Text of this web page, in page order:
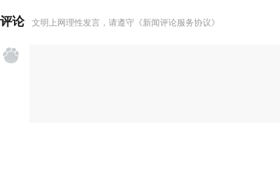
评论 文明上网理性发言，请遵守 《新闻评论服务协议》